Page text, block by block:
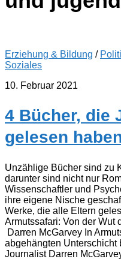
Erziehung & Bildung /
Soziales
10. Februar 2021
4 Bücher, die
gelesen
Unzählige Bücher sind zu
darunter sind nicht nur
Wissenschaftler und
ihre eigene Nische
Werke, die alle Eltern
Armutssafari: Von der Wut
Darren McGarvey In
abgehängten Unterschicht
Journalist Darren